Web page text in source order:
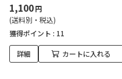
1,100円
(送料別・税込)
獲得ポイント : 11
詳細 カートに入れる